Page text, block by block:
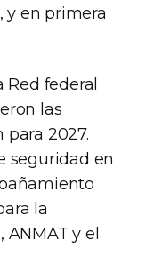
y en primera
federal
las
2027.
seguridad en
la
y el